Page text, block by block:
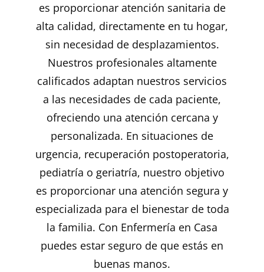
es proporcionar atención sanitaria de
alta calidad, directamente en tu hogar,
sin necesidad de desplazamientos.
Nuestros profesionales altamente
calificados adaptan nuestros servicios
a las necesidades de cada paciente,
ofreciendo una atención cercana y
personalizada. En situaciones de
urgencia, recuperación postoperatoria,
pediatría o geriatría, nuestro objetivo
es proporcionar una atención segura y
especializada para el bienestar de toda
la familia. Con Enfermería en Casa
puedes estar seguro de que estás en
buenas manos.